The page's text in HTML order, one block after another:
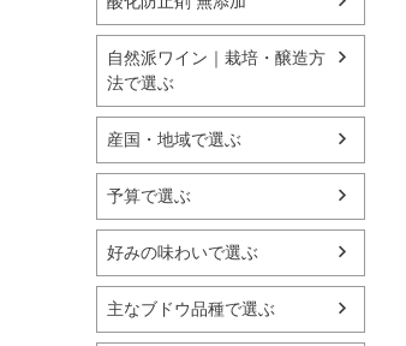
自然派ワイン｜栽培・醸造方
法で選ぶ
産国・地域で選ぶ
予算で選ぶ
好みの味わいで選ぶ
主なブドウ品種で選ぶ